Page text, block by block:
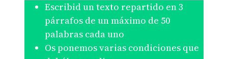
Escribid un texto repartido en 3
párrafos de un máximo de 50
palabras cada uno
Os ponemos varias condiciones que